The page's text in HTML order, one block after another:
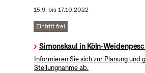
15.9. bis17.10.2022
Eintritt frei
Simonskaul in Köln-
Informieren Sie sich zur Planung und
Stellungnahme ab.